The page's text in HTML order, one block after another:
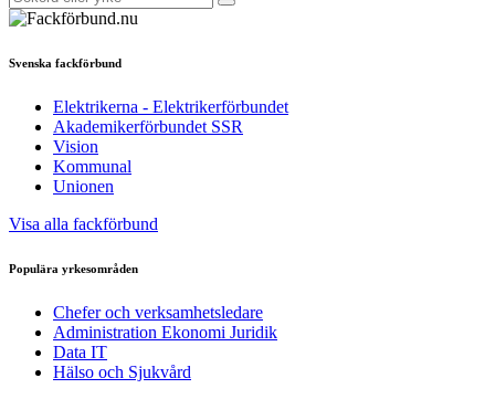
Svenska fackförbund
Elektrikerna - Elektrikerförbundet
Akademikerförbundet SSR
Vision
Kommunal
Unionen
Visa alla fackförbund
Populära yrkesområden
Chefer och verksamhetsledare
Administration Ekonomi Juridik
Data IT
Hälso och Sjukvård